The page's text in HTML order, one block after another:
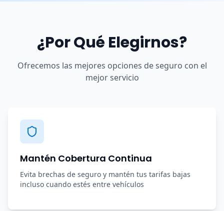
¿Por Qué Elegirnos?
Ofrecemos las mejores opciones de seguro con el
mejor servicio
Mantén Cobertura Continua
Evita brechas de seguro y mantén tus tarifas bajas
incluso cuando estés entre vehículos